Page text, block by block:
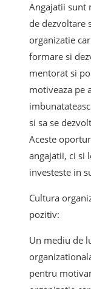
Angajatii sunt
de dezvoltare
organizatie
formare si
mentorat si
motiveaza pe
si sa se
Aceste
angajatii, ci si
investeste in
Cultura
pozitiv:
Un mediu de
pentru